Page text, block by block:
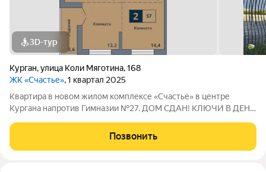
3D-тур
Курган,улица Коли Мяготина,168
ЖК «Счастье», 1 квартал 2025
Квартира в новом жилом комплексе «Счастье» в центре
Кургана напротив Гимназии №27. ДОМ СДАН! КЛЮЧИ В ДЕНЬ
ПРОДАЖА НАПРЯМУЮ ОТ ЗАСТРОЙЩИКА СК АТЛАНТ. 12
ЛЕТ НА РЫНКЕ НЕДВИЖИМОСТИ КУРГАНА. Дом
Позвонить